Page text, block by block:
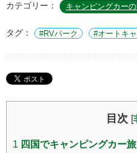
カテゴリー： キャンピングカー
タグ： RVパーク オートキ
目次 [
1 四国でキャンピングカー